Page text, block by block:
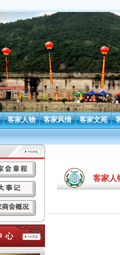
客家人物 客家风情 客家文苑
客家人